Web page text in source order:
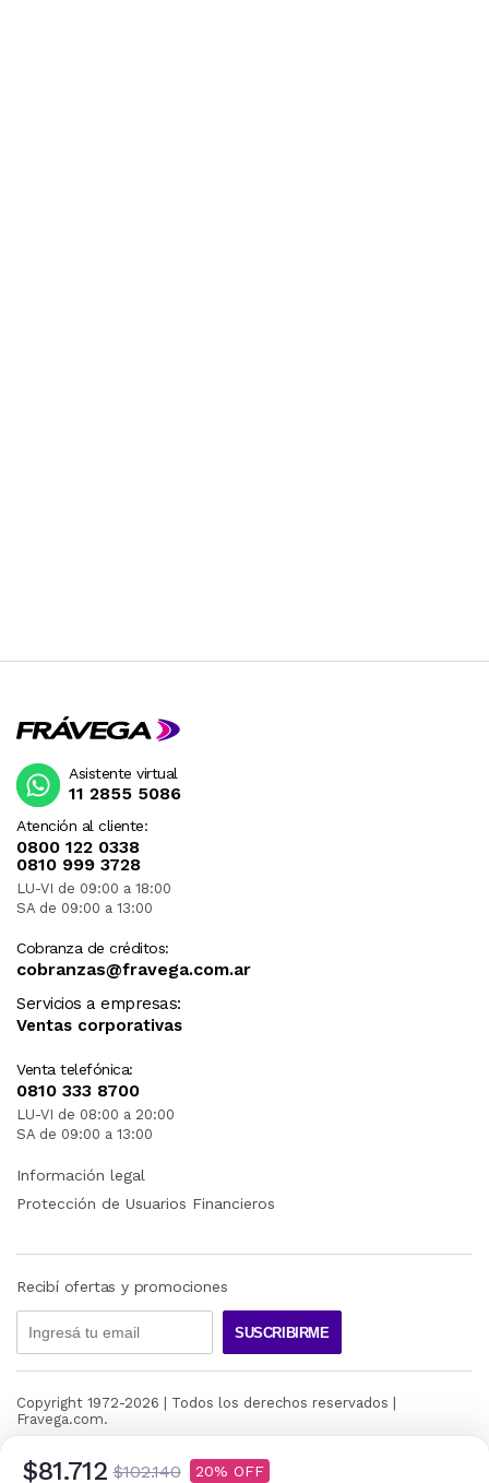
$81.712 $102.140 20
Atención al cliente:
0800 122 0338
0810 999 3728
LU-VI de 09:00 a 18:00
SA de 09:00 a 13:00
Cobranza de créditos:
cobranzas@fravega.com.ar
Servicios a empresas:
Ventas corporativas
Venta telefónica:
0810 333 8700
LU-VI de 08:00 a 20:00
SA de 09:00 a 13:00
Asistente virtual
11 2855 5086
Información legal
Protección de Usuarios Financieros
Recibí ofertas y promociones
SUSCRIBIRME
Copyright 1972-2026 | Todos los derechos reservados |
Fravega.com.